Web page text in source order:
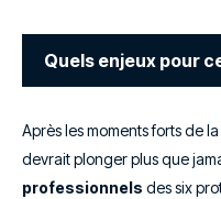
Quels enjeux pour
Après les moments forts de la
devrait plonger plus que
professionnels des six